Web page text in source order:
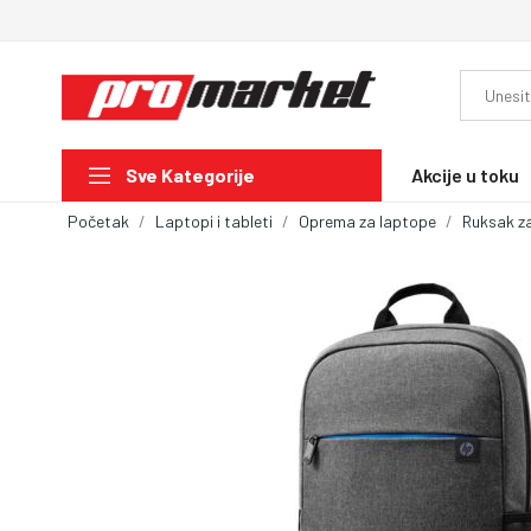
Sve Kategorije Akcije u toku
Početak Laptopi i tableti Oprema za laptope Ruksak